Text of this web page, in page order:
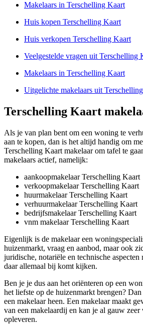
Makelaars in Terschelling Kaart
Huis kopen Terschelling Kaart
Huis verkopen Terschelling Kaart
Veelgestelde vragen uit Terschelling
Makelaars in Terschelling Kaart
Uitgelichte makelaars uit
Terschelling Kaart
Als je van plan bent om een woning te
aan te kopen, dan is het altijd handig om
Terschelling Kaart makelaar om tafel te
makelaars actief, namelijk:
aankoopmakelaar Terschelling Kaart
verkoopmakelaar Terschelling Kaart
huurmakelaar Terschelling Kaart
verhuurmakelaar Terschelling Kaart
bedrijfsmakelaar Terschelling Kaart
vnm makelaar Terschelling Kaart
Eigenlijk is de makelaar een
huizenmarkt, vraag en aanbod, maar ook
juridische, notariële en technische
daar allemaal bij komt kijken.
Ben je je dus aan het oriënteren op een
het liefste op de huizenmarkt brengen?
een makelaar heen. Een makelaar maakt
van een makelaardij en kan je al gauw zeer
opleveren.